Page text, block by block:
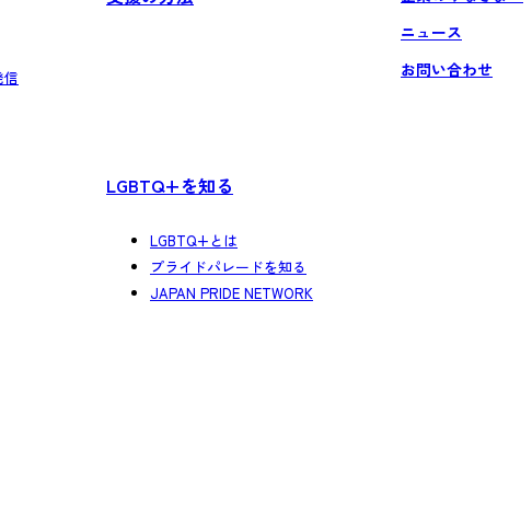
LGBTQ+を知る
LGBTQ+とは
プライドパレードを知る
JAPAN PRIDE NETWORK
ニュース
お問い合わせ